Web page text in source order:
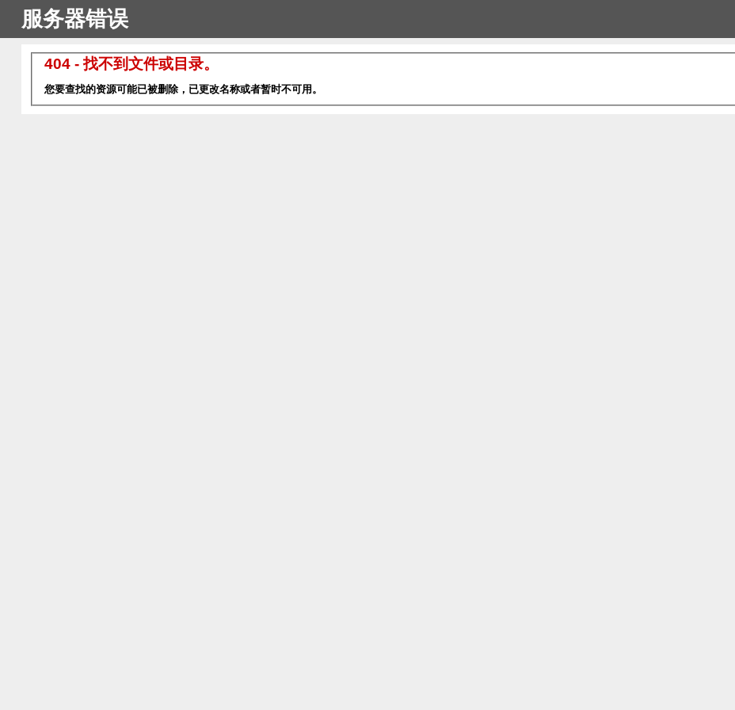
服务器错误
404 - 找不到文件或目录。
您要查找的资源可能已被删除，已更改名称或者暂时不可用。